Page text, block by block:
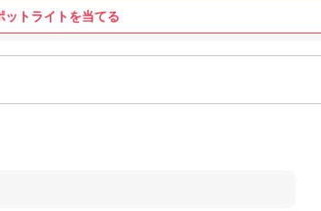
ットライトを当てる